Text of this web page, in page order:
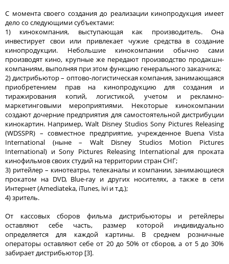
С момента своего создания до реализации кинопродукция имеет
дело со следующими субъектами:
1) кинокомпания, выступающая как производитель. Она
инвестирует свои или привлекает чужие средства в создание
кинопродукции. Небольшие кинокомпании обычно сами
производят кино, крупные же передают производство продакшн-
компаниям, выполняя при этом функцию генерального заказчика;
2) дистрибьютор – оптово-логистическая компания, занимающаяся
приобретением прав на кинопродукцию для создания и
тиражирования копий, логистикой, учетом и рекламно-
маркетинговыми мероприятиями. Некоторые кинокомпании
создают дочерние предприятия для самостоятельной дистрибуции
кинокартин. Например, Walt Disney Studios Sony Pictures Releasing
(WDSSPR) – совместное предприятие, учрежденное Buena Vista
International (ныне – Walt Disney Studios Motion Pictures
International) и Sony Pictures Releasing International для проката
кинофильмов своих студий на территории стран СНГ;
3) ритейлер – кинотеатры, телеканалы и компании, занимающиеся
прокатом на DVD, Blue-ray и других носителях, а также в сети
Интернет (Amediateka, iTunes, ivi и т.д.);
4) зритель.
От кассовых сборов фильма дистрибьюторы и ретейлеры
оставляют себе часть, размер которой индивидуально
определяется для каждой картины. В среднем розничные
операторы оставляют себе от 20 до 50% от сборов, а от 5 до 30%
забирает дистрибьютор [3].